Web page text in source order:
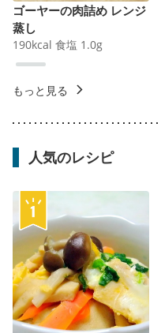
ゴーヤーの肉詰め レンジ
蒸し
190kcal 食塩 1.0g
もっと見る
人気のレシピ